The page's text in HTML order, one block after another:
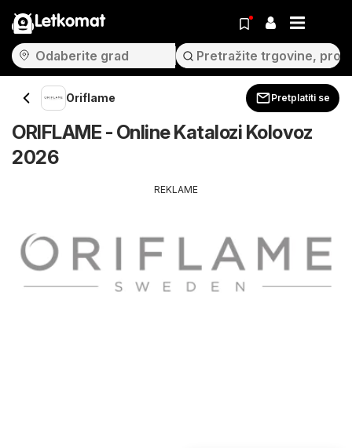
Letkomat
Oriflame Pretplatiti se
ORIFLAME - Online Katalozi Kolovoz
2026
REKLAME